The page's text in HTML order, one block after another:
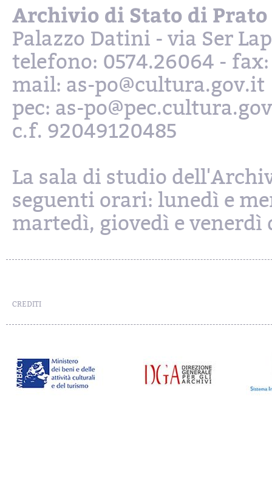
Archivio di Stato di Prato
Palazzo Datini - via Ser
telefono: 0574.26064 - fax:
mail: as-po@cultura.gov.it
pec: as-
c.f. 92049120485
La sala di studio
seguenti orari: lunedì e
martedì, giovedì e venerdì
CREDITI